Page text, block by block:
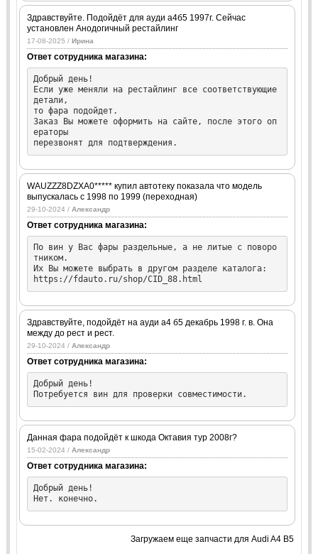
Здравствуйте. Подойдёт для ауди а4б5 1997г. Сейчас
установлен Анодогичный рестайлинг
17-08-2025 / Ирина
Ответ сотрудника магазина:
Добрый день!
Если уже меняли на рестайлинг все соответствующие
детали,
то фара подойдет.
Заказ Вы можете оформить на сайте, после этого оп
ераторы
перезвонят для подтверждения.
WAUZZZ8DZXA0***** купил автотеку показала что модель
выпускалась с 1998 по 1999 (переходная)
29-10-2024 / Александр
Ответ сотрудника магазина:
По вин у Вас фары раздельные, а не литые с поворо
тником.
Их Вы можете выбрать в другом разделе каталога:
https://fdauto.ru/shop/CID_88.html
Здравствуйте, подойдёт на ауди а4 б5 декабрь 1998 г. в. Она
между до рест и рест.
29-10-2024 / Александр
Ответ сотрудника магазина:
Добрый день!
Потребуется вин для проверки совместимости.
Данная фара подойдёт к шкода Октавия тур 2008г?
15-02-2024 / Александр
Ответ сотрудника магазина:
Добрый день!
Нет. конечно.
Загружаем еще запчасти для Audi A4 B5